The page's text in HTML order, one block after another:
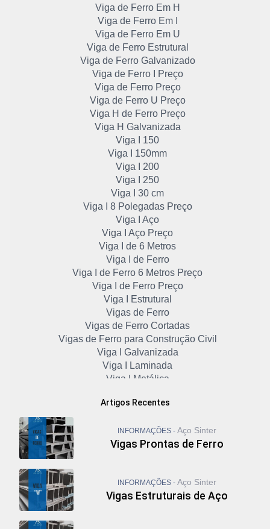
Viga de Ferro Em H
Viga de Ferro Em I
Viga de Ferro Em U
Viga de Ferro Estrutural
Viga de Ferro Galvanizado
Viga de Ferro I Preço
Viga de Ferro Preço
Viga de Ferro U Preço
Viga H de Ferro Preço
Viga H Galvanizada
Viga I 150
Viga I 150mm
Viga I 200
Viga I 250
Viga I 30 cm
Viga I 8 Polegadas Preço
Viga I Aço
Viga I Aço Preço
Viga I de 6 Metros
Viga I de Ferro
Viga I de Ferro 6 Metros Preço
Viga I de Ferro Preço
Viga I Estrutural
Vigas de Ferro
Vigas de Ferro Cortadas
Vigas de Ferro para Construção Civil
Viga I Galvanizada
Viga I Laminada
Viga I Metálica
Viga I Preço
Viga I Preço por Kg
Viga I Preço por Metro
Viga U Aço
Viga U de Ferro
Artigos Recentes
INFORMAÇÕES - Aço Sinter
Vigas Prontas de Ferro
INFORMAÇÕES - Aço Sinter
Vigas Estruturais de Aço